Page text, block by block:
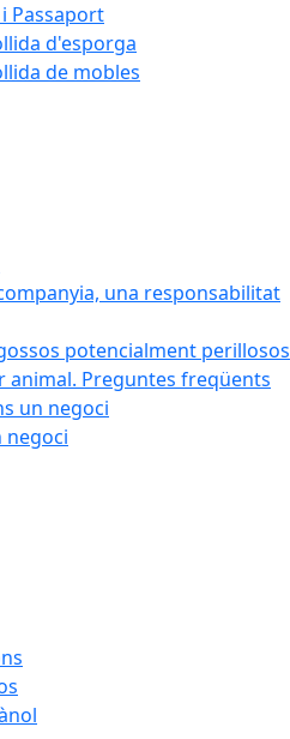
Passaport
d'esporga
de mobles
una responsabilitat
potencialment perillosos
animal. Preguntes freqüents
un negoci
negoci